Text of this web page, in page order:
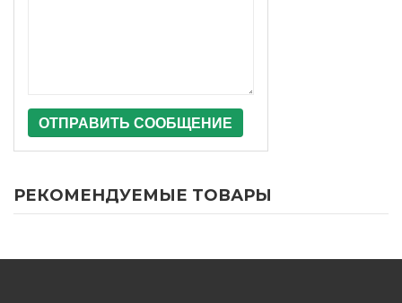
ОТПРАВИТЬ СООБЩЕНИЕ
РЕКОМЕНДУЕМЫЕ ТОВАРЫ